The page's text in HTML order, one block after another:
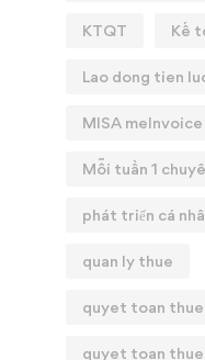
KTQT Kế
Lao dong tien
MISA meInvoice
Mỗi tuần 1
phát triển cá
quan ly thue
quyet toan thue
quyet toan